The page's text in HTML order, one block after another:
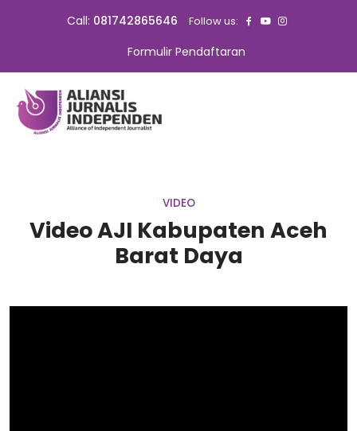
Call: 081742865646 Follow us:
Formulir Pendaftaran
VIDEO
Video AJI Kabupaten Aceh
Barat Daya